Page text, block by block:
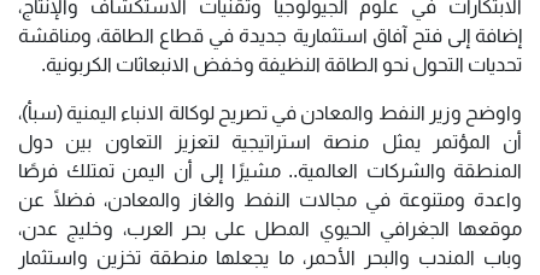
الابتكارات في علوم الجيولوجيا وتقنيات الاستكشاف والإنتاج،
إضافة إلى فتح آفاق استثمارية جديدة في قطاع الطاقة، ومناقشة
تحديات التحول نحو الطاقة النظيفة وخفض الانبعاثات الكربونية.
واوضح وزير النفط والمعادن في تصريح لوكالة الانباء اليمنية (سبأ)،
أن المؤتمر يمثل منصة استراتيجية لتعزيز التعاون بين دول
المنطقة والشركات العالمية.. مشيرًا إلى أن اليمن تمتلك فرصًا
واعدة ومتنوعة في مجالات النفط والغاز والمعادن، فضلًا عن
موقعها الجغرافي الحيوي المطل على بحر العرب، وخليج عدن،
وباب المندب والبحر الأحمر، ما يجعلها منطقة تخزين واستثمار